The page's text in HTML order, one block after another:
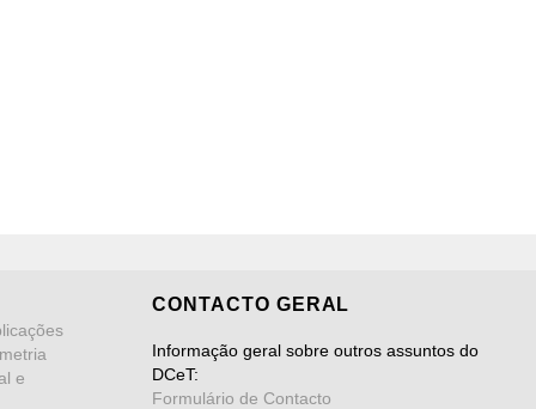
e
CONTACTO GERAL
Informação geral sobre outros assuntos do
DCeT:
Formulário de Contacto